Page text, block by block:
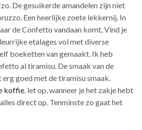
De gesuikerde amandelen zijn niet
Een heerlijke zoete lekkernij. In
de Confetto vandaan komt, Vind je
etalages vol met diverse
boeketten van gemaakt. Ik heb
al tiramisu. De smaak van de
goed met de tiramisu smaak.
koffie. let op, wanneer je het zakje hebt
direct op. Tenminste zo gaat het